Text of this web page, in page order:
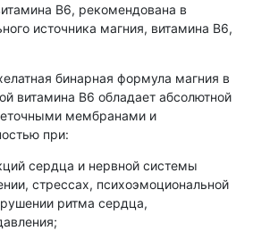
В6, рекомендована в
источника магния, витамина В6,
бинарная формула магния в
витамина В6 обладает абсолютной
мембранами и
при:
сердца и нервной системы
стрессах, психоэмоциональной
ритма сердца,